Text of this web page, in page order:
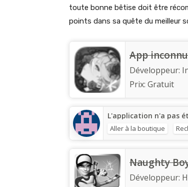
toute bonne bêtise doit être
points dans sa quête du meilleur
App
Développeur:
Prix: Gratuit
L'application n'a pas
Aller à la boutique
Naughty
Développeur: